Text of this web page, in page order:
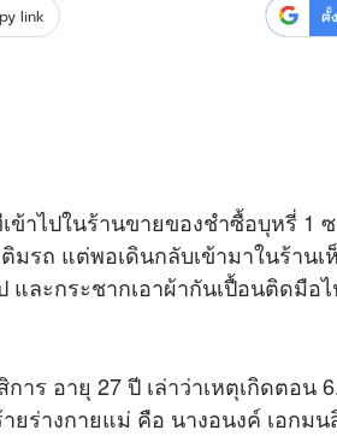
link ตั้
าไปในร้านขายของชำซื้อบุหรี่ 1
รถ แต่พอเดินกลับเข้ามาในร้านเ
ละกระชากเอาผ้ากันเปื้อนติดมือ
าร อายุ 27 ปี เล่าว่าเหตุเกิดตอน
ร่างกายแม่ คือ นางอนงค์ เอกมน